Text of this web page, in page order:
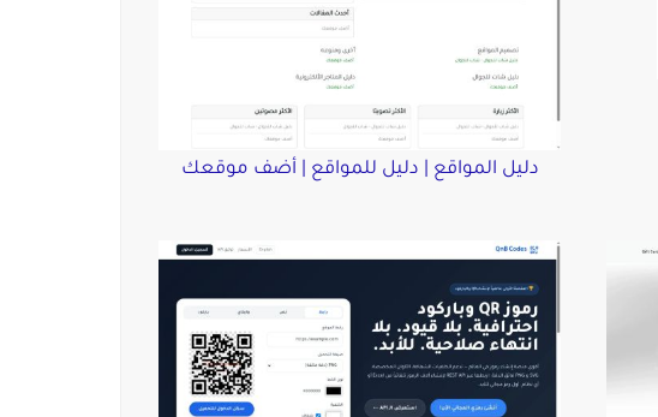
دليل المواقع | دليل للمواقع | أضف موقعك